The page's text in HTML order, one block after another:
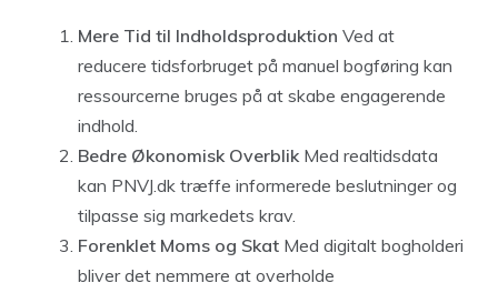
Mere Tid til Indholdsproduktion Ved at
reducere tidsforbruget på manuel bogføring kan
ressourcerne bruges på at skabe engagerende
indhold.
Bedre Økonomisk OverblikMed realtidsdata
kan PNVJ.dk træffe informerede beslutninger og
tilpasse sig markedets krav.
Forenklet Moms og Skat Med digitalt bogholderi
bliver det nemmere at overholde